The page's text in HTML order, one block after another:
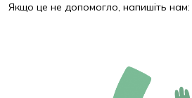
Якщо це не допомогло, напишіть нам: